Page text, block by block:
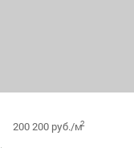
200 200 руб./м2